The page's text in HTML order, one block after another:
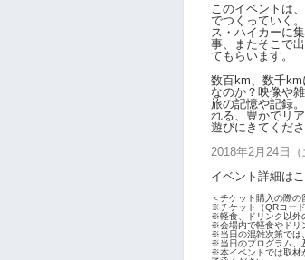
このイベントは
でつくっていく
ス・ハイカーに
事、またそこで
てもらいます。
数百km、数千
なのか？映像や
旅の記憶や記録
れる、豊かでリ
遊びにきてくださ
2018年2月24日
イベント詳細は
＜チケット購入の際の
※チケット（QRコー
※軽食、ドリンク以外
※会場内で軽食やドリ
※当日の混雑次第では
※当日のプログラム、
※本イベントでは取材